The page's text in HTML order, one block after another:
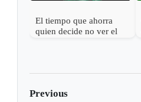
El tiempo que ahorra
quien decide no ver el
Previous